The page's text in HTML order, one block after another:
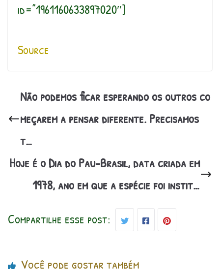
id=”1961160633897020″]
Source
Não podemos ficar esperando os outros co
meçarem a pensar diferente. Precisamos
t…
Hoje é o Dia do Pau-Brasil, data criada em
1978, ano em que a espécie foi instit…
Compartilhe esse post:
Você pode gostar também